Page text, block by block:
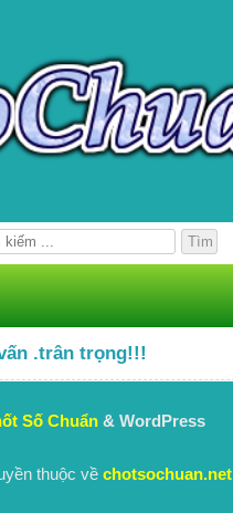
.trân trọng!!!
Số Chuẩn & WordPress
thuộc về chotsochuan.net